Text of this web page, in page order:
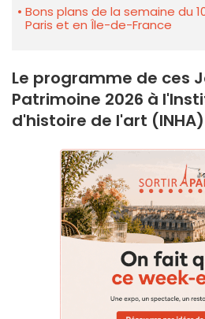
Bons plans de la semaine du
Paris et en Île-de-France
Le programme de ces
Patrimoine 2026 à
d'histoire de l'art